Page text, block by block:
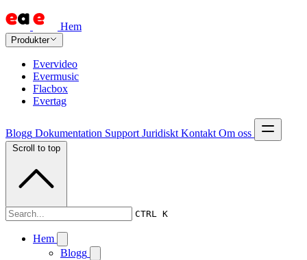
Hem
Produkter
Evervideo
Evermusic
Flacbox
Evertag
Blogg Dokumentation Support Juridiskt Kontakt Om oss
CTRL K
Hem
Blogg
Scroll to top
Dokumentation